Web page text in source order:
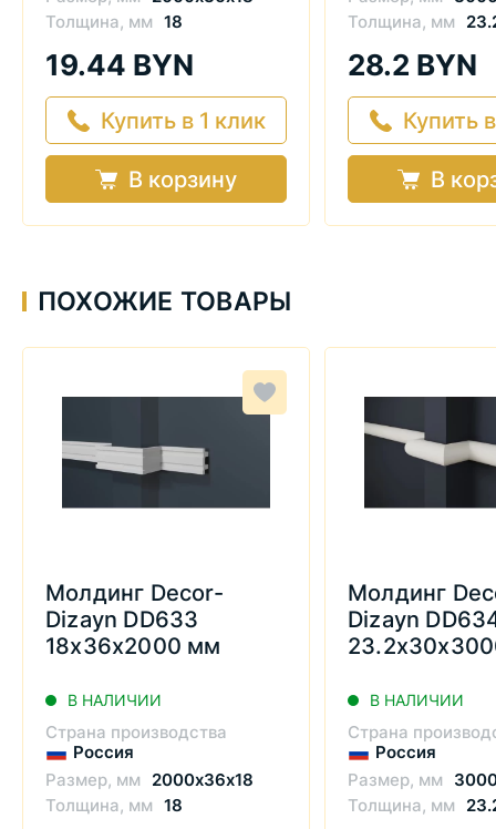
Толщина, мм 18
19.44 BYN
Купить в 1 клик
В корзину
Толщина, мм
28.2 BYN
Купить
В
ПОХОЖИЕ ТОВАРЫ
Молдинг Decor-
Dizayn DD633
18х36х2000 мм
В НАЛИЧИИ
Страна производства
Россия
Размер, мм
2000х36х18
Толщина, мм 18
Молдинг
Dizayn
В НАЛИЧИИ
Страна
Россия
Размер, мм
Толщина, мм